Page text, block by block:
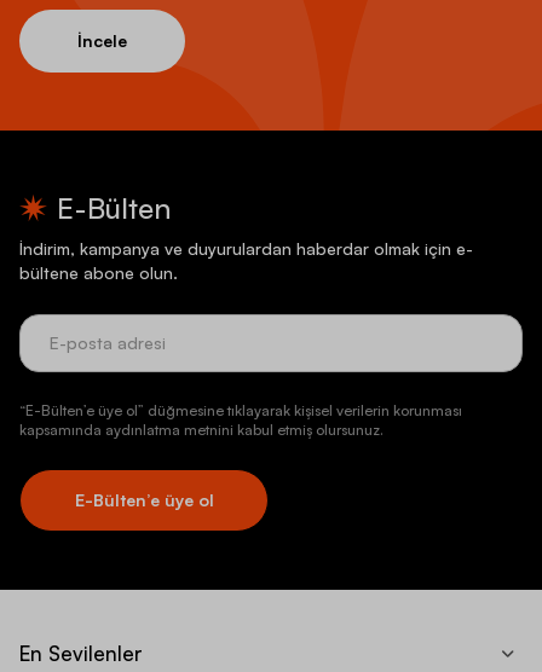
İncele
E-Bülten
İndirim, kampanya ve duyurulardan haberdar olmak için e-
bültene abone olun.
“E-Bülten’e üye ol” düğmesine tıklayarak kişisel verilerin korunması
kapsamında aydınlatma metnini kabul etmiş olursunuz.
E-Bülten’e üye ol
En Sevilenler